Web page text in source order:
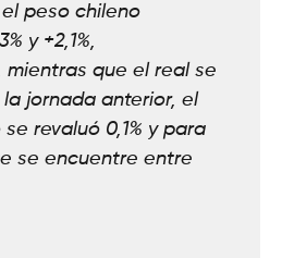
peso chileno
y +2,1%,
que el real se
la jornada anterior, el
revaluó 0,1% y para
se encuentre entre